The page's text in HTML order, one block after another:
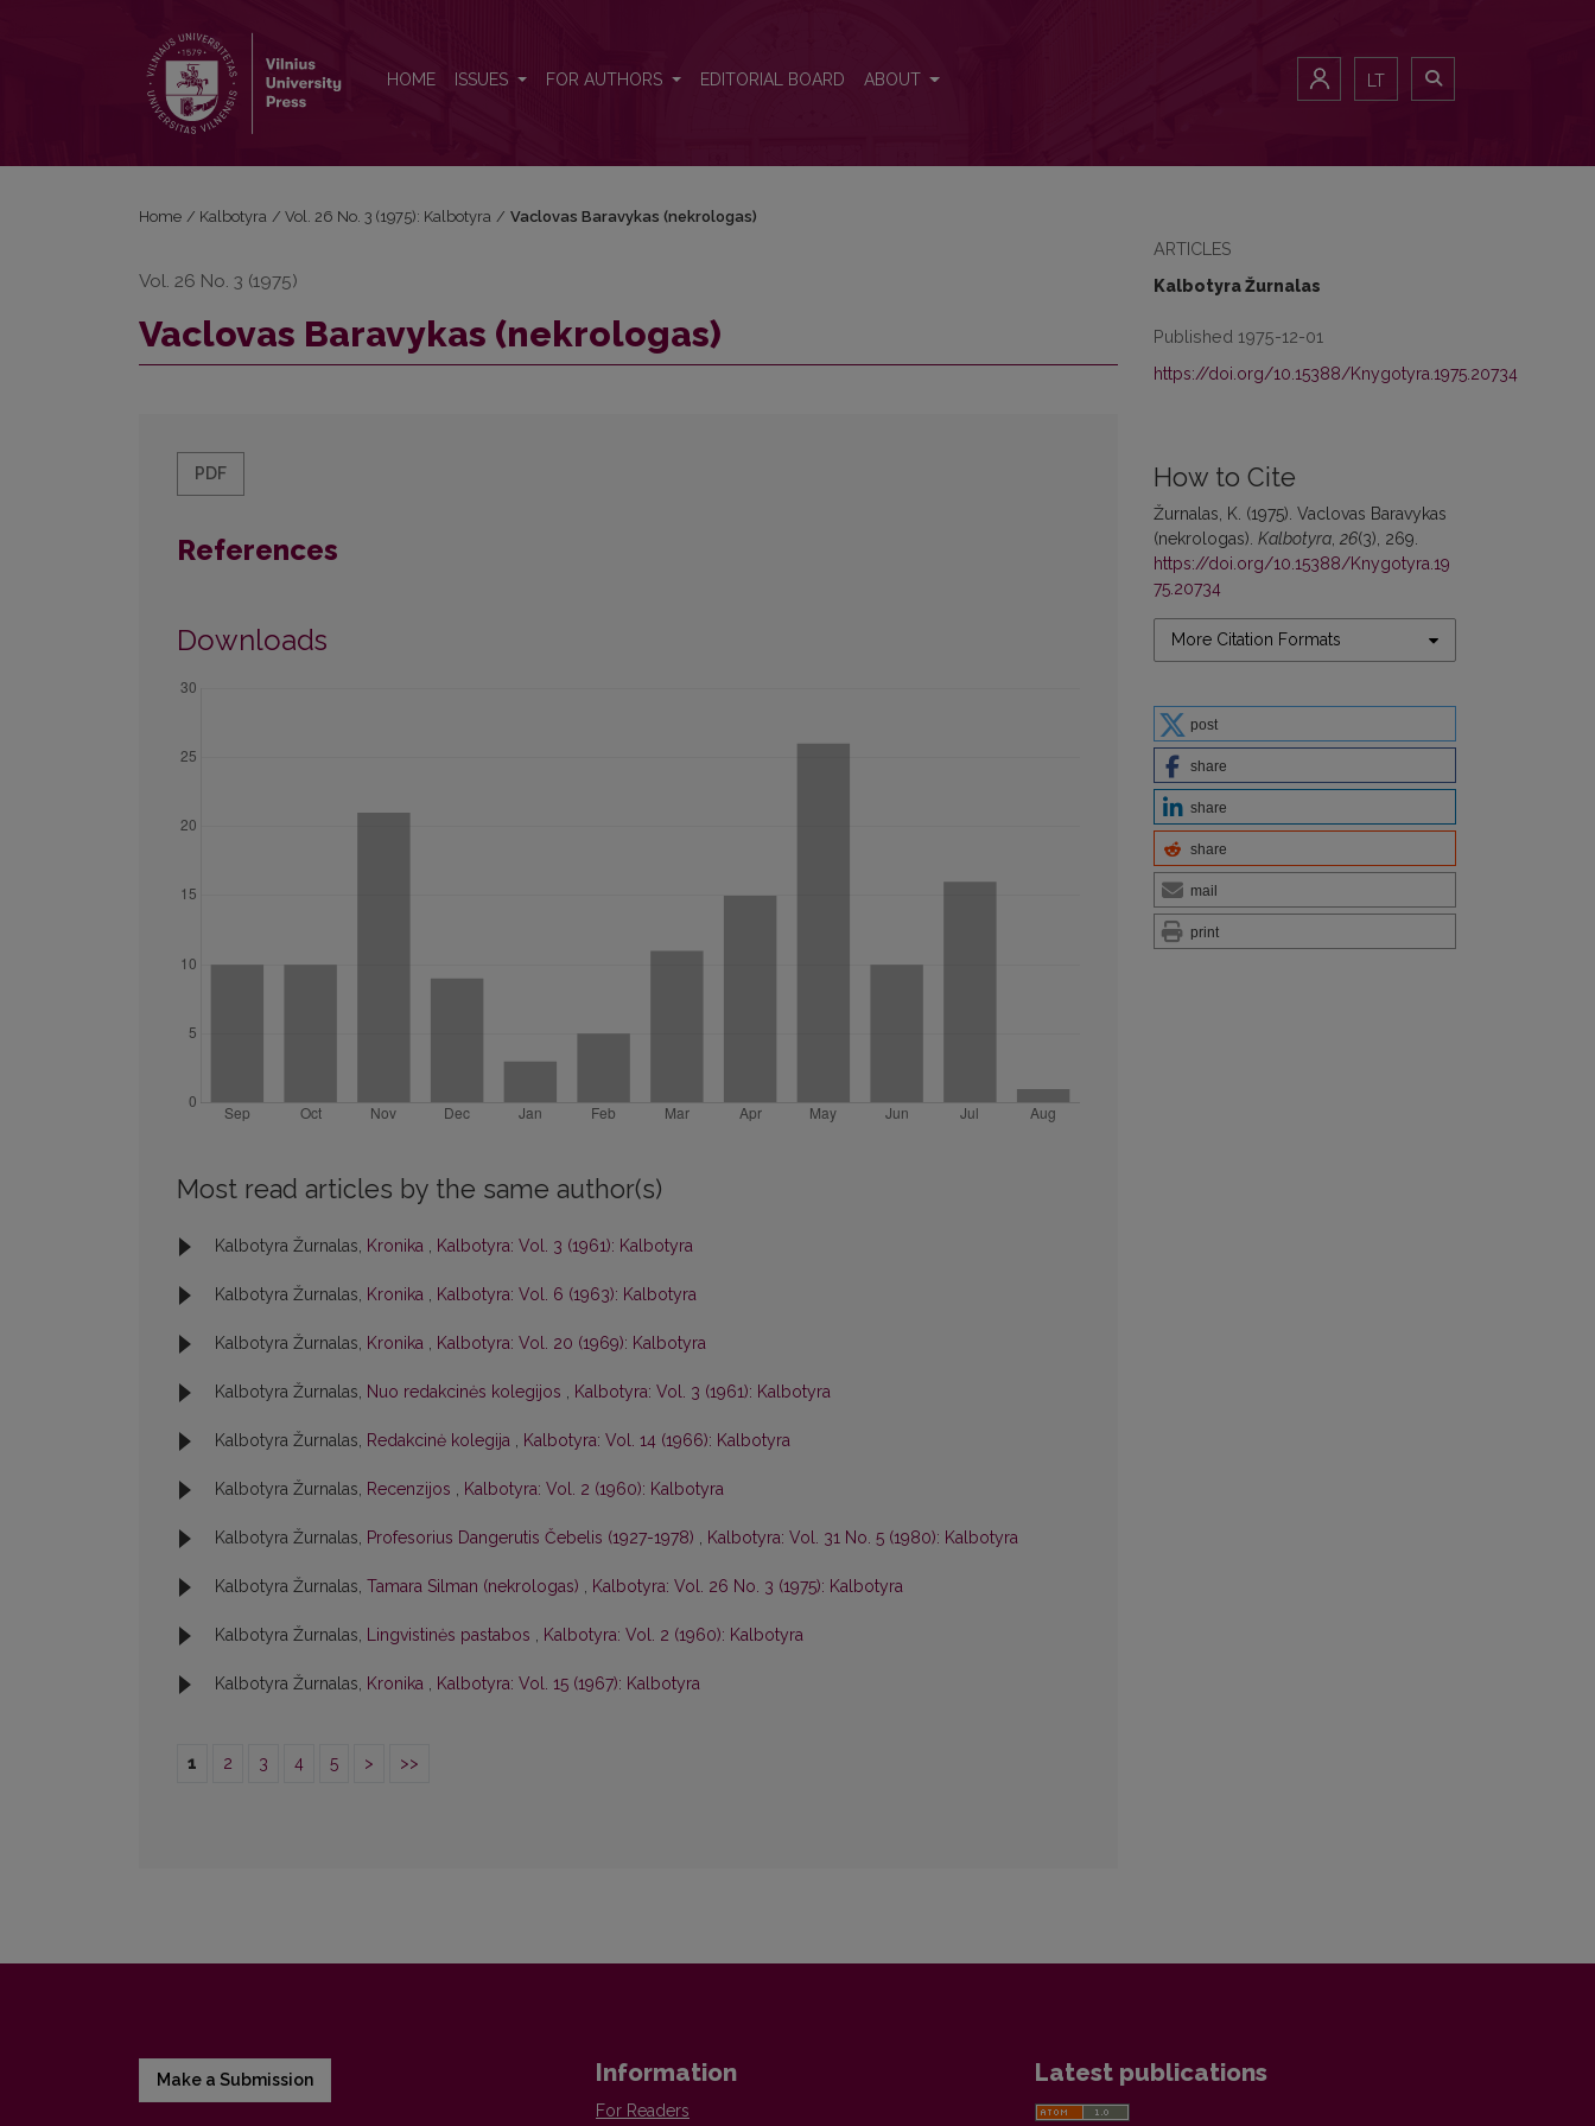
HOME ISSUES FOR AUTHORS EDITORIAL BOARD ABOUT LT
ARTICLES
Kalbotyra Žurnalas
Published 1975-12-01
https://doi.org/10.15388/Knygotyra.1975.20734
How to Cite
Žurnalas, K. (1975). Vaclovas Baravykas
(nekrologas). Kalbotyra 26(3), 269.
https://doi.org/10.15388/Knygotyra.19
75.20734
More Citation Formats
post
share
share
share
mail
print
Home / Kalbotyra / Vol. 26 No. 3 (1975): Kalbotyra / Vaclovas Baravykas (nekrologas)
Vol. 26 No. 3 (1975)
Vaclovas Baravykas (nekrologas)
PDF
References
Downloads
Most read articles by the same author(s)
Kalbotyra Žurnalas, Kronika , Kalbotyra: Vol. 3 (1961): Kalbotyra
Kalbotyra Žurnalas, Kronika , Kalbotyra: Vol. 6 (1963): Kalbotyra
Kalbotyra Žurnalas, Kronika , Kalbotyra: Vol. 20 (1969): Kalbotyra
Kalbotyra Žurnalas, Nuo redakcinės kolegijos , Kalbotyra: Vol. 3 (1961): Kalbotyra
Kalbotyra Žurnalas, Redakcinė kolegija , Kalbotyra: Vol. 14 (1966): Kalbotyra
Kalbotyra Žurnalas, Recenzijos , Kalbotyra: Vol. 2 (1960): Kalbotyra
Kalbotyra Žurnalas, Profesorius Dangerutis Čebelis (1927-1978) , Kalbotyra: Vol. 31 No. 5 (1980): Kalbotyra
Kalbotyra Žurnalas, Tamara Silman (nekrologas) , Kalbotyra: Vol. 26 No. 3 (1975): Kalbotyra
Kalbotyra Žurnalas, Lingvistinės pastabos , Kalbotyra: Vol. 2 (1960): Kalbotyra
Kalbotyra Žurnalas, Kronika , Kalbotyra: Vol. 15 (1967): Kalbotyra
1 2 3 4 5 > >>
Make a Submission Information
For Readers
Latest publications